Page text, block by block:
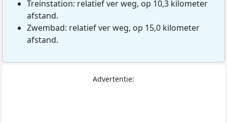
Treinstation: relatief ver weg, op 10,3 kilometer
afstand.
Zwembad: relatief ver weg, op 15,0 kilometer
afstand.
Advertentie: